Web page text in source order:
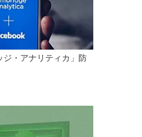
ジ・アナリティカ」防